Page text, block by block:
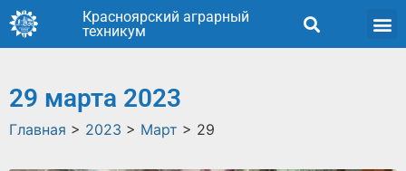
Красноярский аграрный
техникум
29 марта 2023
Главная > 2023 > Март > 29